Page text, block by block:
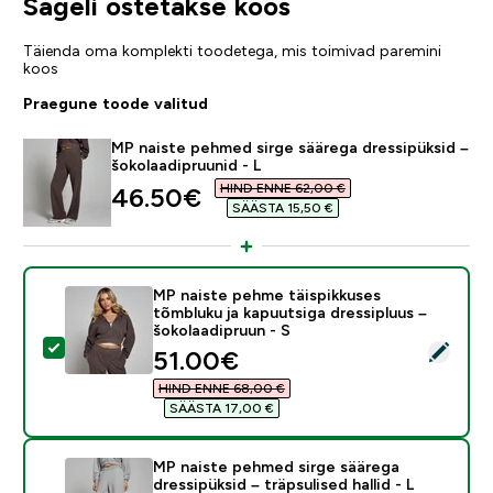
Täienda oma komplekti toodetega, mis toimivad paremini
koos
Praegune toode valitud
MP naiste pehmed sirge säärega dressipüksid –
šokolaadipruunid - L
discounted price
46.50€‎
HIND ENNE 62,00 €‎
SÄÄSTA 15,50 €‎
Vali see toode - MP naiste pehme täispikkuses
MP naiste pehme täispikkuses
tõmbluku ja kapuutsiga dressipluus –
šokolaadipruun - S
discounted price
51.00€‎
HIND ENNE 68,00 €‎
SÄÄSTA 17,00 €‎
MP naiste pehmed sirge säärega
dressipüksid – träpsulised hallid - L